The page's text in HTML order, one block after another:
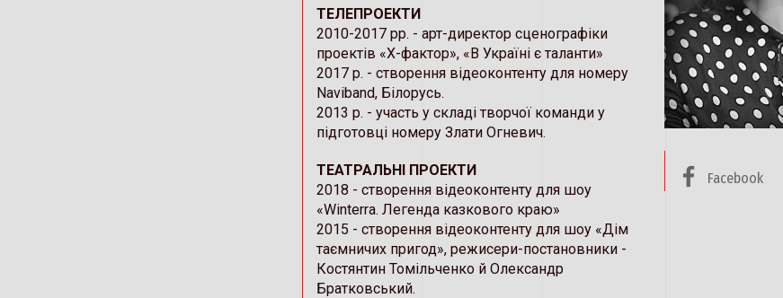
ТЕЛЕПРОЕКТИ
2010-2017 рр. - арт-директор сценографіки
проектів «Х-фактор», «В Україні є таланти»
2017 р. - створення відеоконтенту для номеру
Naviband, Білорусь.
2013 р. - участь у складі творчої команди у
підготовці номеру Злати Огневич.
ТЕАТРАЛЬНІ ПРОЕКТИ
2018 - створення відеоконтенту для шоу
«Winterra. Легенда казкового краю»
2015 - створення відеоконтенту для шоу «Дім
таємничих пригод», режисери-постановники -
Костянтин Томільченко й Олександр
Братковський.
Facebook